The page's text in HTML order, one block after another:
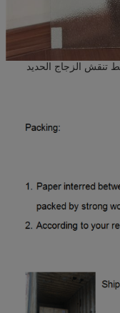
تنقش الزجاج الحديد